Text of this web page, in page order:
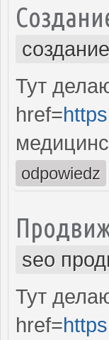
Тут
href=
odpowiedz
seo
Тут
href=